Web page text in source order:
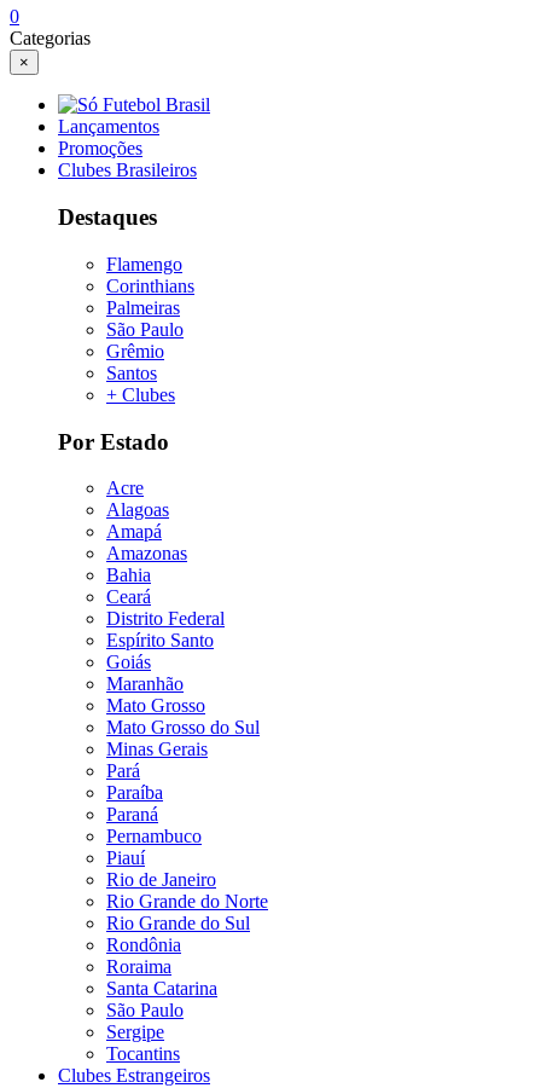
0
Categorias
×
Lançamentos
Promoções
Clubes Brasileiros
Destaques
Flamengo
Corinthians
Palmeiras
São Paulo
Grêmio
Santos
+ Clubes
Por Estado
Acre
Alagoas
Amapá
Amazonas
Bahia
Ceará
Distrito Federal
Espírito Santo
Goiás
Maranhão
Mato Grosso
Mato Grosso do Sul
Minas Gerais
Pará
Paraíba
Paraná
Pernambuco
Piauí
Rio de Janeiro
Rio Grande do Norte
Rio Grande do Sul
Rondônia
Roraima
Santa Catarina
São Paulo
Sergipe
Tocantins
Clubes Estrangeiros